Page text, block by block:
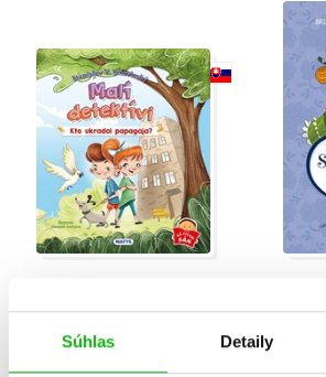
Súhlas Detaily
ukradol papagája?
Stanislav V. Solovinský